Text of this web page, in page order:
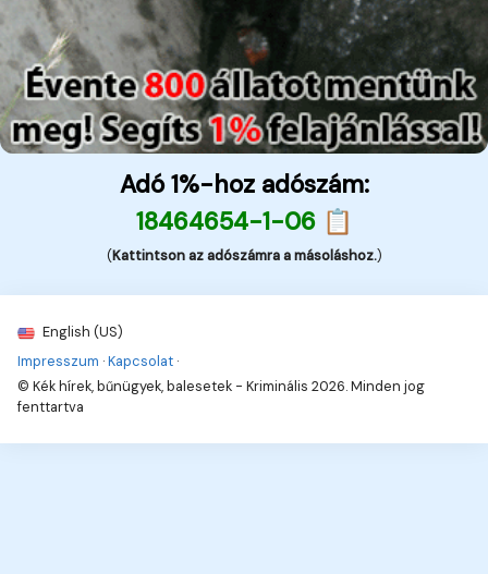
Adó 1%-hoz adószám:
18464654-1-06 📋
(Kattintson az adószámra a másoláshoz.)
English (US)
Impresszum ·Kapcsolat ·
© Kék hírek, bűnügyek, balesetek - Kriminális 2026. Minden jog
fenttartva